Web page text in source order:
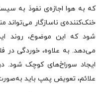
که به هوا اجازه‌ی نفوذ به
خنک‌کننده‌ی ناسازگار
شود که این موضوع، روند
می‌دهد. به علاوه، خوردگی
ایجاد سوراخ‌های کوچک
علائم، تعویض پمپ باید